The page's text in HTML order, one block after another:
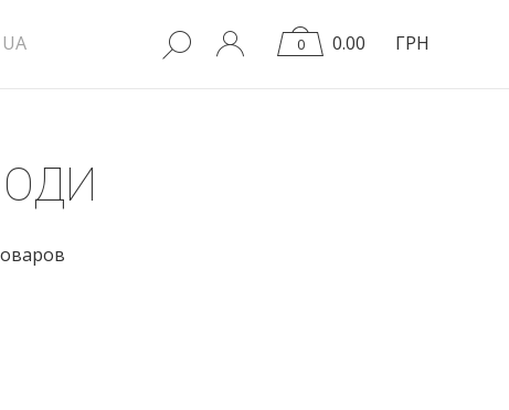
UA 0 0.00 ГРН